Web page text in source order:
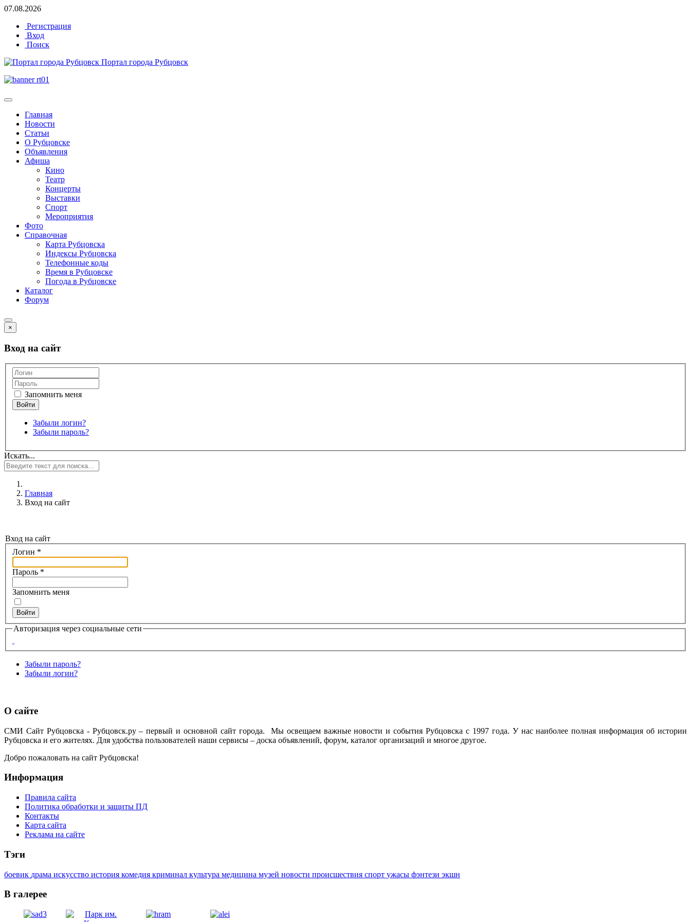
07.08.2026
Регистрация
Вход
Поиск
Портал города Рубцовск
Главная
Новости
Статьи
О Рубцовске
Объявления
Афиша
Кино
Театр
Концерты
Выставки
Спорт
Мероприятия
Фото
Справочная
Карта Рубцовска
Индексы Рубцовска
Телефонные коды
Время в Рубцовске
Погода в Рубцовске
Каталог
Форум
×
Вход на сайт
Запомнить меня
Забыли логин?
Забыли пароль?
Искать...
Главная
Вход на сайт
Вход на сайт
Логин *
Пароль *
Запомнить меня
Войти
Авторизация через социальные сети
Забыли пароль?
Забыли логин?
О сайте
СМИ Сайт Рубцовска - Рубцовск.ру – первый и основной сайт города. Мы освещаем важные новости и события Рубцовска с 1997 года. У нас наиболее полная информация об истории
Рубцовска и его жителях. Для удобства пользователей наши сервисы – доска объявлений, форум, каталог организаций и многое другое.
Добро пожаловать на сайт Рубцовска!
Информация
Правила сайта
Политика обработки и защиты ПД
Контакты
Карта сайта
Реклама на сайте
Тэги
боевик драма искусство история комедия криминал культура медицина музей новости происшествия спорт ужасы фэнтези экшн
В галерее